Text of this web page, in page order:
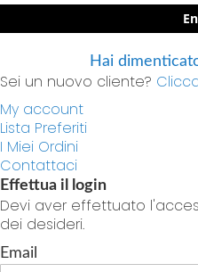
Hai
Sei un nuovo cliente?
My account
Lista Preferiti
I Miei Ordini
Contattaci
Effettua il login
Devi aver effettuato
dei desideri.
Email